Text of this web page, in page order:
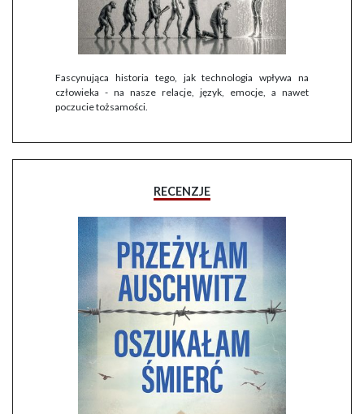
Fascynująca historia tego, jak technologia wpływa na
człowieka - na nasze relacje, język, emocje, a nawet
poczucie tożsamości.
RECENZJE